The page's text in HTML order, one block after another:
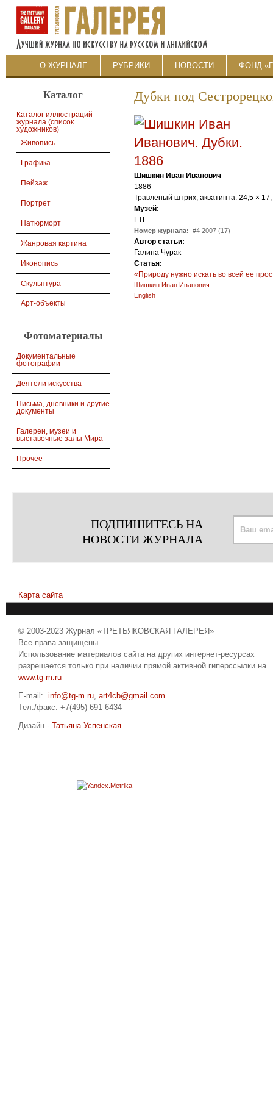
О ЖУРНАЛЕ РУБРИКИ НОВОСТИ ФОНД
Каталог
Каталог иллюстраций
журнала (список
художников)
Живопись
Графика
Пейзаж
Портрет
Натюрморт
Жанровая картина
Иконопись
Скульптура
Арт-объекты
Фотоматериалы
Документальные
фотографии
Деятели искусства
Письма, дневники и другие
документы
Галереи, музеи и
выставочные залы Мира
Прочее
Дубки под
Шишкин Иван Иванович
1886
Травленый штрих, акватинта. 24,5 ×
Музей:
ГТГ
Номер журнала: #4 2007 (17)
Автор статьи:
Галина Чурак
Статья:
«Природу нужно искать во всей ее
Шишкин Иван Иванович
English
ПОДПИШИТЕСЬ НА
НОВОСТИ ЖУРНАЛА
Карта сайта
© 2003-2023 Журнал «ТРЕТЬЯКОВСКАЯ ГАЛЕРЕЯ»
Все права защищены
Использование материалов сайта на других интернет-ресурсах
разрешается только при наличии прямой активной гиперссылки на
www.tg-m.ru
E-mail: info@tg-m.ru, art4cb@gmail.com
Тел./факс: +7(495) 691 6434
Дизайн - Татьяна Успенская